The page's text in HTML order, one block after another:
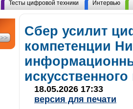
Тесты цифровой техники Интервью
Сбер усилит
компетенции
искусственного
18.05.2026 17:33
версия для печати